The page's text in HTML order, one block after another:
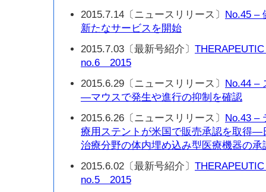
2015.7.14〔ニュースリリース〕 No.45 –
新たなサービスを開始
2015.7.03〔最新号紹介〕
no.6 2015
2015.6.29〔ニュースリリース〕 No.44 –
—マウスで発生や進行の抑制を確認
2015.6.26〔ニュースリリース〕 No.43 –
療用ステントが米国で販売承認を取得—
治療分野の体内埋め込み型医療機器の承
2015.6.02〔最新号紹介〕
no.5 2015